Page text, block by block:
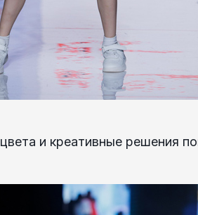
и креативные решения